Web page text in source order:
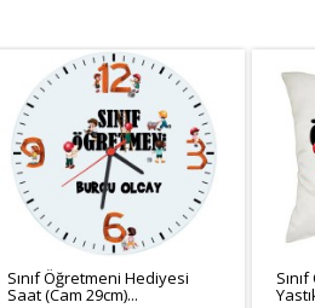
Sınıf Öğretmeni Hediyesi
Saat (Cam 29cm)...